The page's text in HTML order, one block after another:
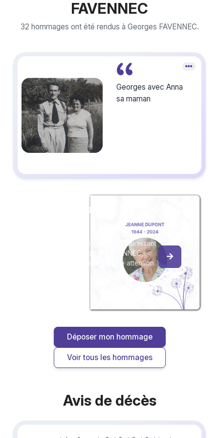
FAVENNEC
32 hommages ont été rendus à Georges FAVENNEC.
Georges avec Anna
sa maman
Créez un album
Créez un album collaboratif en réunissant
les hommages à Georges FAVENNEC,
pour vous ou pour une délicate attention.
Déposer mon hommage
Voir tous les hommages
Avis de décès